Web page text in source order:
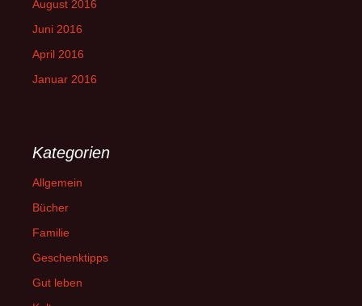
August 2016
Juni 2016
April 2016
Januar 2016
Kategorien
Allgemein
Bücher
Familie
Geschenktipps
Gut leben